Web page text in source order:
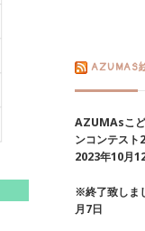
AZUMAS
AZUMAsこど
ンコンテスト
2023年10月
※終了致しま
月7日